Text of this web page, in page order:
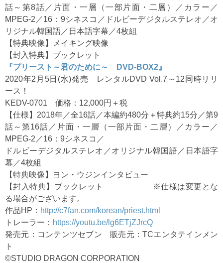
話～第8話／片面・一層（一部片面・二層）／カラー／
MPEG-2／16：9シネスコ／ドルビーデジタルステレオ／オ
リジナル韓国語／日本語字幕／4枚組
【特典映像】メイキング映像
【封入特典】ブックレット
『プリースト～君のために～ DVD-BOX2』
2020年2月5日(水)発売 レンタルDVD Vol.7～12同時リリ
ース！
KEDV-0701 価格：12,000円＋税
【仕様】2018年／全16話／本編約480分＋特典約15分／第9
話～第16話／片面・一層（一部片面・二層）／カラー／
MPEG-2／16：9シネスコ／
ドルビーデジタルステレオ／オリジナル韓国語／日本語字
幕／4枚組
【特典映像】ヨン・ウジンインタビュー
【封入特典】ブックレット ※仕様は変更とな
る場合がございます。
作品HP： http://c7fan.com/korean/priest.html
トレーラー： https://youtu.be/lg6ETjZJrcQ
発売元：コンテンツセブン 販売元：TCエンタテインメン
ト
©STUDIO DRAGON CORPORATION